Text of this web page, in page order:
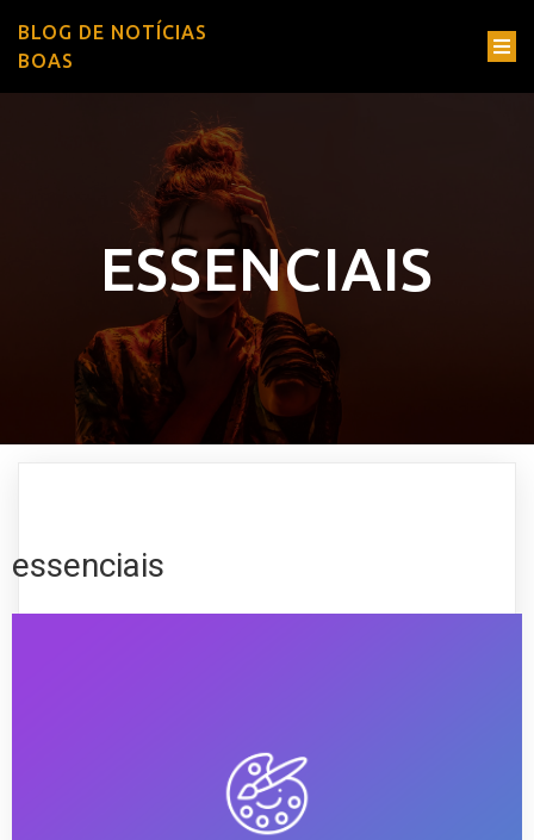
BLOG DE NOTÍCIAS
BOAS
ESSENCIAIS
essenciais